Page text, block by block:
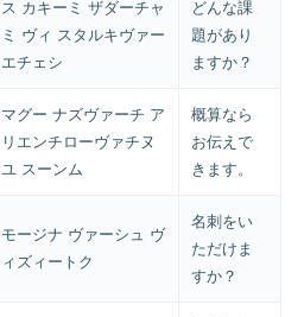
ス カキーミ ザダーチャ
ミ ヴィ スタルキヴァー
エチェシ
どんな課
題があり
ますか？
マグー ナズヴァーチ ア
リエンチローヴァチヌ
ユ スーンム
概算なら
お伝えで
きます。
モージナ ヴァーシュ ヴ
ィズィートク
名刺をい
ただけま
すか？